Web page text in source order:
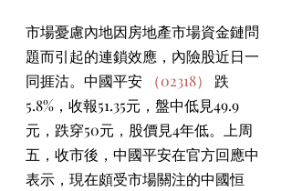
市場憂慮內地因房地產市場資金鏈問
題而引起的連鎖效應，內險股近日一
同捱沽。中國平安
（02318）
跌
5.8%，收報51.35元，盤中低見49.9
元，跌穿50元，股價見4年低。上周
五，收市後，中國平安在官方回應中
表示，現在頗受市場關注的中國恒